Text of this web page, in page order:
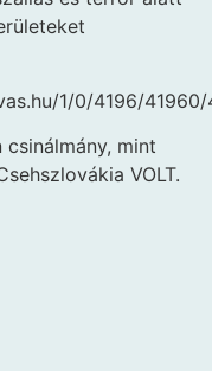
1/0/4196/
csinálmány, mint
VOLT.